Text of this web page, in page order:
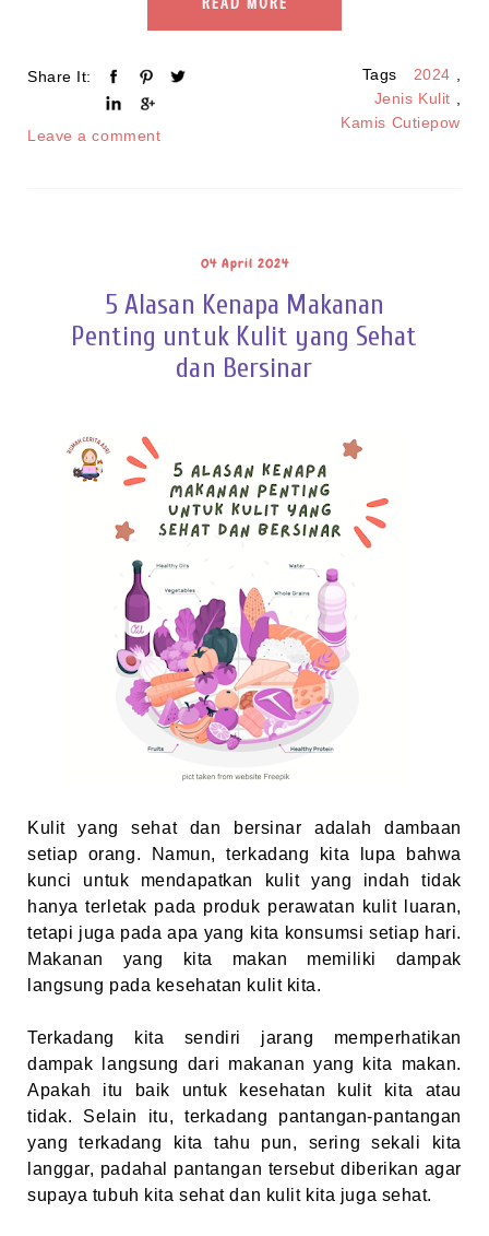
Share It:
Leave a comment
Tags 2024
Jenis Kulit
Kamis Cutiepow
04 April 2024
5 Alasan Kenapa Makanan
Penting untuk Kulit yang Sehat
dan Bersinar
Kulit yang sehat dan bersinar adalah dambaan
setiap orang. Namun, terkadang kita lupa bahwa
kunci untuk mendapatkan kulit yang indah tidak
hanya terletak pada produk perawatan kulit luaran,
tetapi juga pada apa yang kita konsumsi setiap hari.
Makanan yang kita makan memiliki dampak
langsung pada kesehatan kulit kita.
Terkadang kita sendiri jarang memperhatikan
dampak langsung dari makanan yang kita makan.
Apakah itu baik untuk kesehatan kulit kita atau
tidak. Selain itu, terkadang pantangan-pantangan
yang terkadang kita tahu pun, sering sekali kita
langgar, padahal pantangan tersebut diberikan agar
supaya tubuh kita sehat dan kulit kita juga sehat.